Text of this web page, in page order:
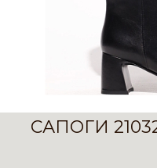
САПОГИ